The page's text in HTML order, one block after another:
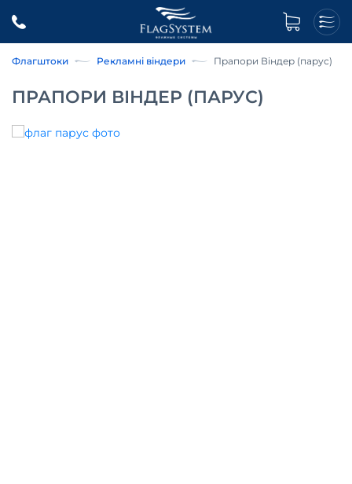
Флагштоки Рекламні віндери Прапори Віндер (парус)
ПРАПОРИ ВІНДЕР (ПАРУС)